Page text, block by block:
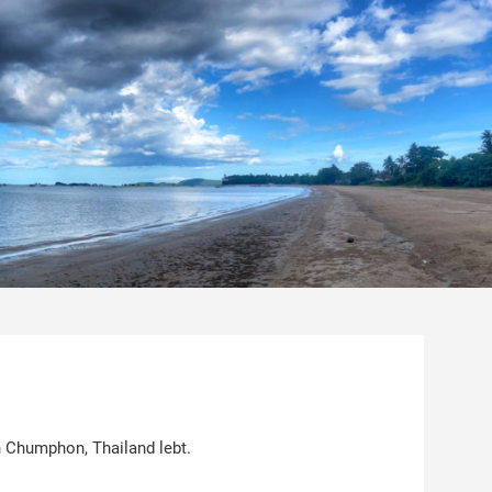
Thailand lebt.